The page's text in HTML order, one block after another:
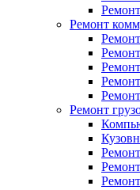
Ремонт
Ремонт